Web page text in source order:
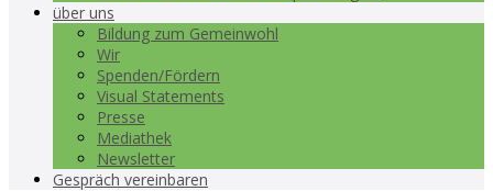
über uns
Bildung zum Gemeinwohl
Wir
Spenden/Fördern
Visual Statements
Presse
Mediathek
Newsletter
Gespräch vereinbaren